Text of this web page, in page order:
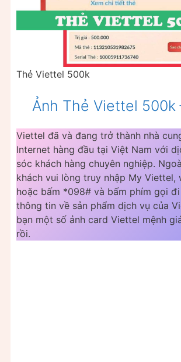
Thẻ Viettel 500k
Ảnh Thẻ Viettel 500k
Viettel đã và đang trở thành nhà
Internet hàng đầu tại Việt Nam với
sóc khách hàng chuyên nghiệp.
khách vui lòng truy nhập My Viettel,
hoặc bấm *098# và bấm phím gọi
thông tin về sản phẩm dịch vụ của
bạn một số ảnh card Viettel mệnh
rồi.